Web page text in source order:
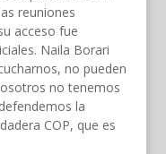
reuniones
acceso fue
Naila Borari
no pueden
no tenemos
la
COP, que es